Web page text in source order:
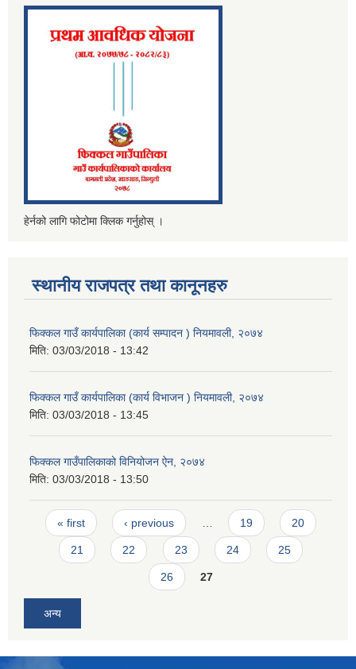
हेर्नको लागि फोटोमा क्लिक गर्नुहोस् ।
स्थानीय राजपत्र तथा कानूनहरु
फिक्कल गाउँ कार्यपालिका (कार्य सम्पादन ) नियमावली, २०७४
मिति: 03/03/2018 - 13:42
फिक्कल गाउँ कार्यपालिका (कार्य विभाजन ) नियमावली, २०७४
मिति: 03/03/2018 - 13:45
फिक्कल गाउँपालिकाको विनियोजन ऐन, २०७४
मिति: 03/03/2018 - 13:50
Pages
« first ‹ previous 19 20
21 22 23 24 25
26 27
अन्य